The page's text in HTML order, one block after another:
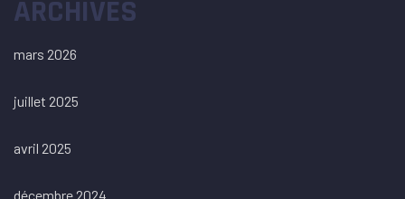
ARCHIVES
mars 2026
juillet 2025
avril 2025
décembre 2024